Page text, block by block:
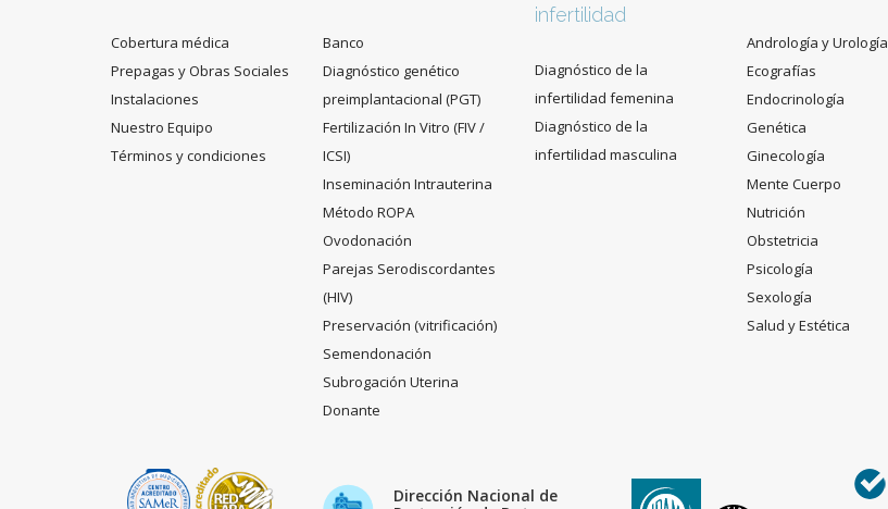
Cobertura médica
Prepagas y Obras Sociales
Instalaciones
Nuestro Equipo
Términos y condiciones
Banco
Diagnóstico genético
preimplantacional (PGT)
Fertilización In Vitro (FIV /
ICSI)
Inseminación Intrauterina
Método ROPA
Ovodonación
Parejas Serodiscordantes
(HIV)
Preservación (vitrificación)
Semendonación
Subrogación Uterina
Donante
infertilidad
Diagnóstico de la
infertilidad femenina
Diagnóstico de la
infertilidad masculina
Andrología y Urología
Ecografías
Endocrinología
Genética
Ginecología
Mente Cuerpo
Nutrición
Obstetricia
Psicología
Sexología
Salud y Estética
Dirección Nacional de